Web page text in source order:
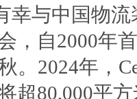
幸与中国物
，自2000年
。2024年，
超80,000平